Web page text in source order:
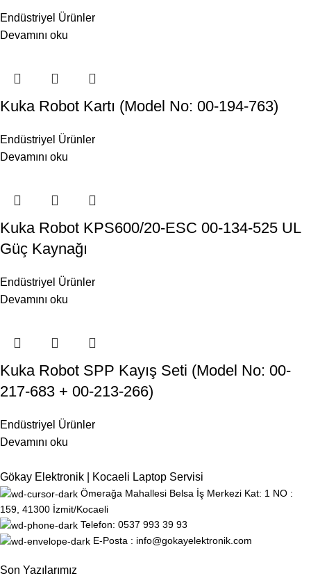
Endüstriyel Ürünler
Devamını oku
Kuka Robot Kartı (Model No: 00-194-763)
Endüstriyel Ürünler
Devamını oku
Kuka Robot KPS600/20-ESC 00-134-525 UL
Güç Kaynağı
Endüstriyel Ürünler
Devamını oku
Kuka Robot SPP Kayış Seti (Model No: 00-
217-683 + 00-213-266)
Endüstriyel Ürünler
Devamını oku
Gökay Elektronik | Kocaeli Laptop Servisi
Ömerağa Mahallesi Belsa İş Merkezi Kat: 1 NO :
159, 41300 İzmit/Kocaeli
Telefon: 0537 993 39 93
E-Posta : info@gokayelektronik.com
Son Yazılarımız